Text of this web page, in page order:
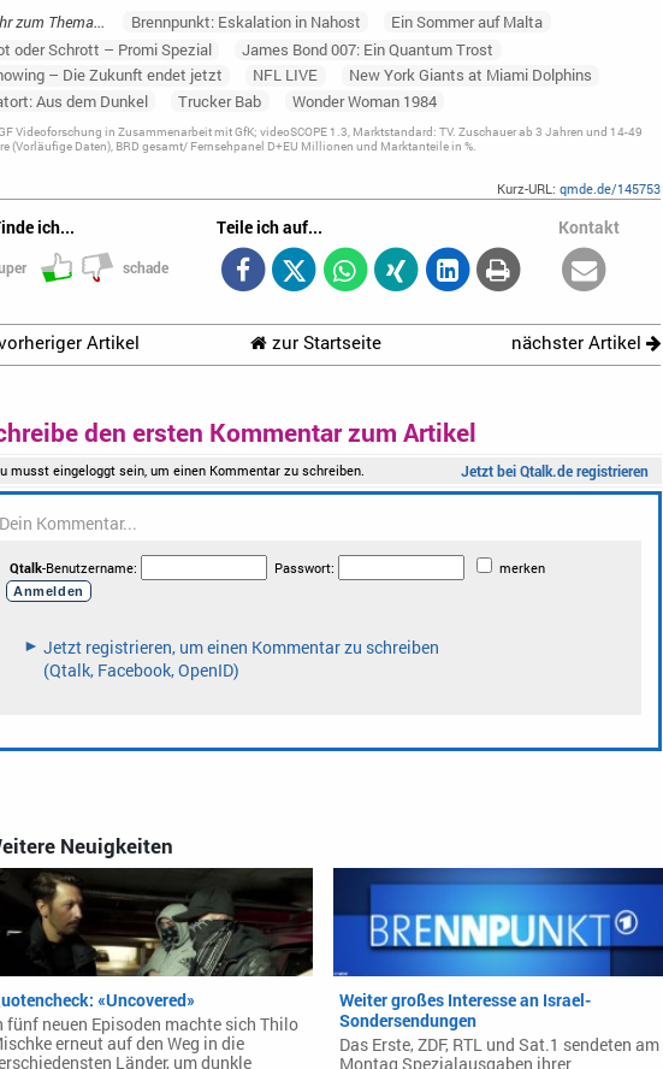
zum Thema... Brennpunkt: Eskalation in Nahost
Ein Sommer auf Malta
oder Schrott – Promi Spezial
James Bond 007: Ein Quantum Trost
– Die Zukunft endet jetzt
NFL LIVE
New York Giants at Miami Dolphins
Aus dem Dunkel
Trucker Bab Wonder Woman 1984
Videoforschung in Zusammenarbeit mit GfK; videoSCOPE 1.3, Marktstandard: TV. Zuschauer ab 3 Jahren und 14-49
(Vorläufige Daten), BRD gesamt/ Fernsehpanel D+EU Millionen und Marktanteile in %.
Kurz-URL:qmde.de/145753
ich...
schade
Teile ich auf... Kontakt
Artikel zur Startseite nächster Artikel
den ersten Kommentar zum Artikel
Neuigkeiten
«Uncovered»
fünf neuen Episoden machte sich Thilo
erneut auf den Weg in die
Länder, um dunkle
Weiter großes Interesse an Israel-
Sondersendungen
Das Erste, ZDF, RTL und Sat.1 sendeten am
Montag Spezialausgaben ihrer